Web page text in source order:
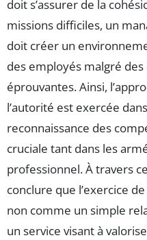
doit s’assurer de la
missions difficiles, un
doit créer un
des employés malgré
éprouvantes. Ainsi,
l’autorité est exercée
reconnaissance des
cruciale tant dans les
professionnel. À travers
conclure que l’exercice
non comme un simple
un service visant à